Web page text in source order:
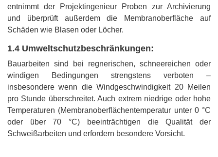
entnimmt der Projektingenieur Proben zur Archivierung
und überprüft außerdem die Membranoberfläche auf
Schäden wie Blasen oder Löcher.
1.4 Umweltschutzbeschränkungen:
Bauarbeiten sind bei regnerischen, schneereichen oder
windigen Bedingungen strengstens verboten –
insbesondere wenn die Windgeschwindigkeit 20 Meilen
pro Stunde überschreitet. Auch extrem niedrige oder hohe
Temperaturen (Membranoberflächentemperatur unter 0 °C
oder über 70 °C) beeinträchtigen die Qualität der
Schweißarbeiten und erfordern besondere Vorsicht.